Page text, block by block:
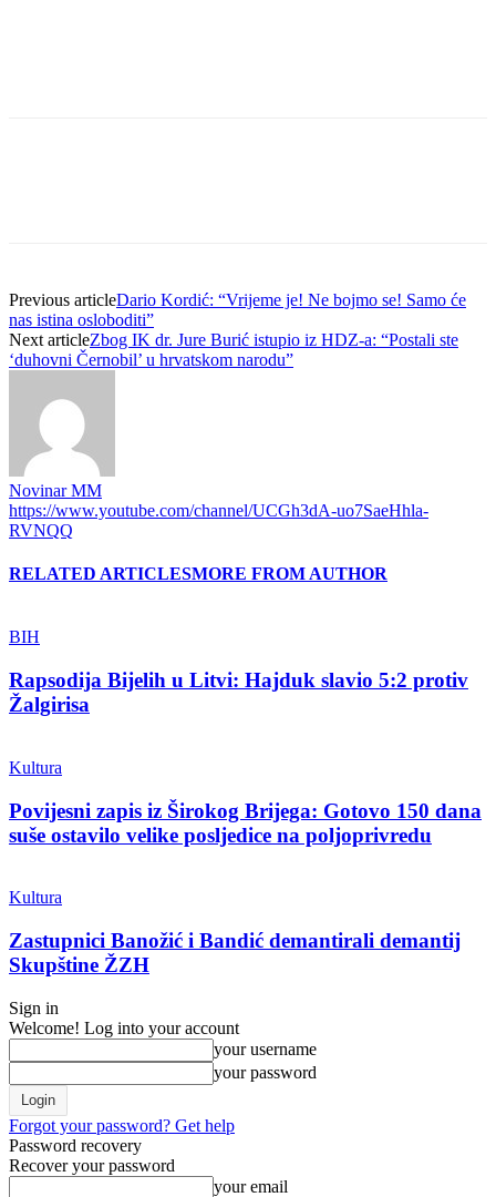
Previous articleDario Kordić: “Vrijeme je! Ne bojmo se! Samo će
nas istina osloboditi”
Next articleZbog IK dr. Jure Burić istupio iz HDZ-a: “Postali ste
‘duhovni Černobil’ u hrvatskom narodu”
Novinar MM
https://www.youtube.com/channel/UCGh3dA-uo7SaeHhla-
RVNQQ
RELATED ARTICLESMORE FROM AUTHOR
BIH
Rapsodija Bijelih u Litvi: Hajduk slavio 5:2 protiv
Žalgirisa
Kultura
Povijesni zapis iz Širokog Brijega: Gotovo 150 dana
suše ostavilo velike posljedice na poljoprivredu
Kultura
Zastupnici Banožić i Bandić demantirali demantij
Skupštine ŽZH
Sign in
Welcome! Log into your account
your username
your password
Forgot your password? Get help
Password recovery
Recover your password
your email